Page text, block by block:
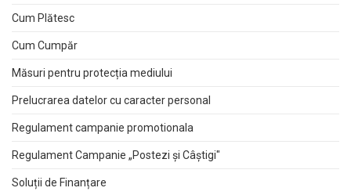
Cum Plătesc
Cum Cumpăr
Măsuri pentru protecția mediului
Prelucrarea datelor cu caracter personal
Regulament campanie promotionala
Regulament Campanie „Postezi și Câștigi"
Soluții de Finanțare